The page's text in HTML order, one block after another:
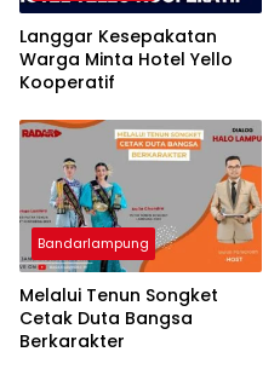
Langgar Kesepakatan
Warga Minta Hotel Yello
Kooperatif
Bandarlampung
Melalui Tenun Songket
Cetak Duta Bangsa
Berkarakter